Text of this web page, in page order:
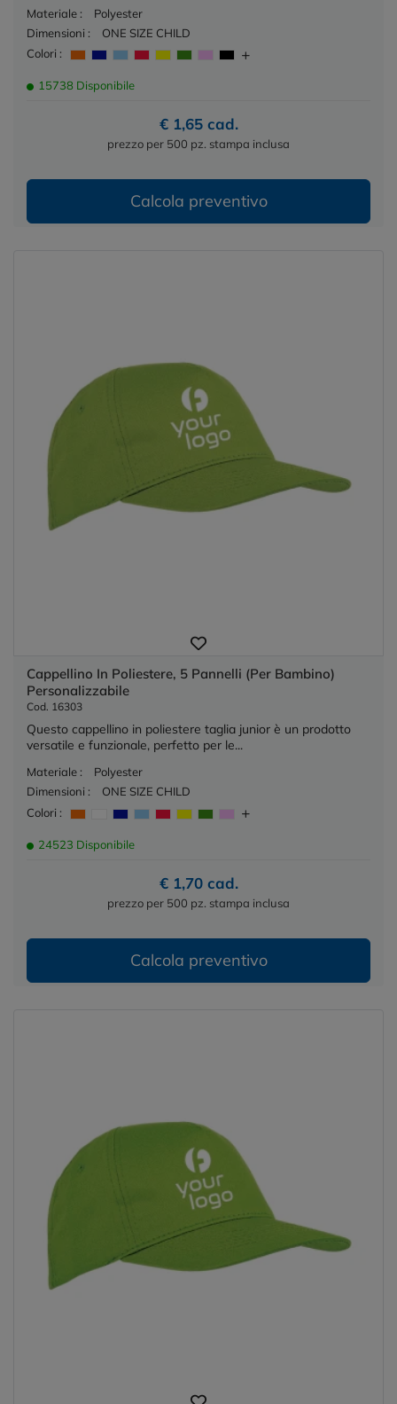
Materiale :
Polyester
Dimensioni :
ONE SIZE CHILD
Colori :
15738 Disponibile
€ 1,65 cad.
prezzo per 500 pz. stampa inclusa
Calcola preventivo
Cappellino In Poliestere, 5 Pannelli (Per Bambino)
Personalizzabile
Cod. 16303
Questo cappellino in poliestere taglia junior è un prodotto
versatile e funzionale, perfetto per le...
Materiale :
Polyester
Dimensioni :
ONE SIZE CHILD
Colori :
24523 Disponibile
€ 1,70 cad.
prezzo per 500 pz. stampa inclusa
Calcola preventivo